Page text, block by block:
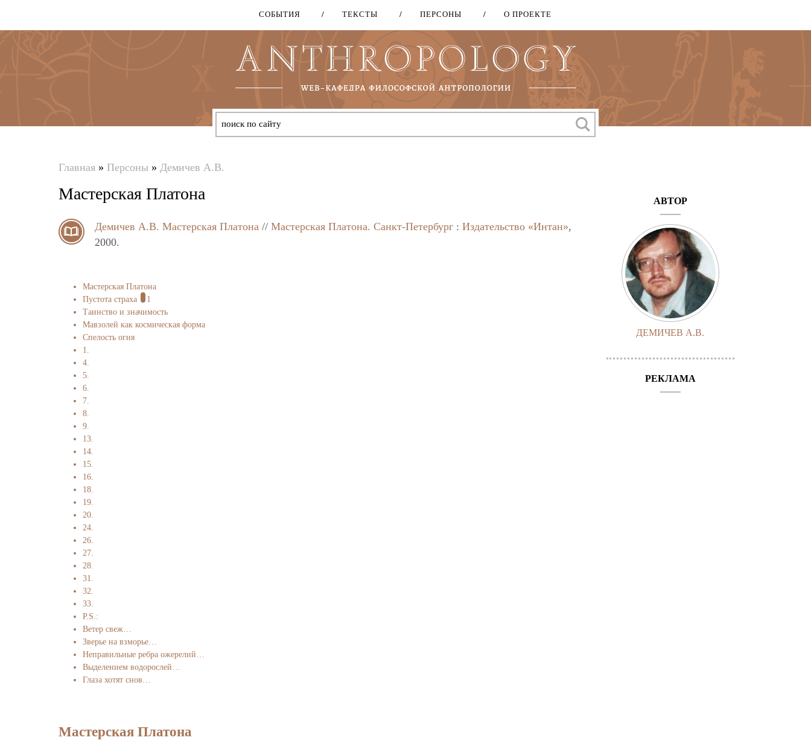
Перейти
основному
содержанию
СОБЫТИЯ ТЕКСТЫ ПЕРСОНЫ О ПРОЕКТЕ
здесь
Главная » Персоны » Демичев А.В.
Мастерская Платона
Демичев А.В. Мастерская Платона // Мастерская Платона. Санкт-Петербург : Издательство «Интан»,
2000.
Мастерская Платона
Пустота страха
1
Таинство и значимость
Мавзолей как космическая форма
Спелость огня
1.
4.
5.
6.
7.
8.
9.
13.
14.
15.
16.
18.
19.
20.
24.
26.
27.
28.
31.
32.
33.
P.S.:
Ветер свеж…
Зверье на взморье…
Неправильные ребра ожерелий…
Выделением водорослей…
Глаза хотят снов…
Мастерская Платона
АВТОР
ДЕМИЧЕВ А.В.
РЕКЛАМА